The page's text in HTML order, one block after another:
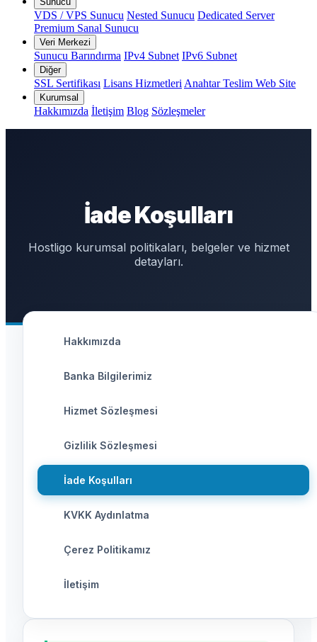
VDS / VPS Sunucu Nested Sunucu Dedicated Server
Premium Sanal Sunucu
Veri Merkezi
Sunucu Barındırma IPv4 Subnet IPv6 Subnet
Diğer
SSL Sertifikası Lisans Hizmetleri Anahtar Teslim Web Site
Kurumsal
Hakkımızda İletişim Blog Sözleşmeler
İade Koşulları
Hostligo kurumsal politikaları, belgeler ve hizmet
detayları.
Hakkımızda
Banka Bilgilerimiz
Hizmet Sözleşmesi
Gizlilik Sözleşmesi
İade Koşulları
KVKK Aydınlatma
Çerez Politikamız
İletişim